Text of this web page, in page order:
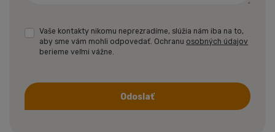
Vaše kontakty nikomu neprezradíme, slúžia nám iba na to,
aby sme vám mohli odpovedať. Ochranu osobných údajov
berieme veľmi vážne.
Odoslať